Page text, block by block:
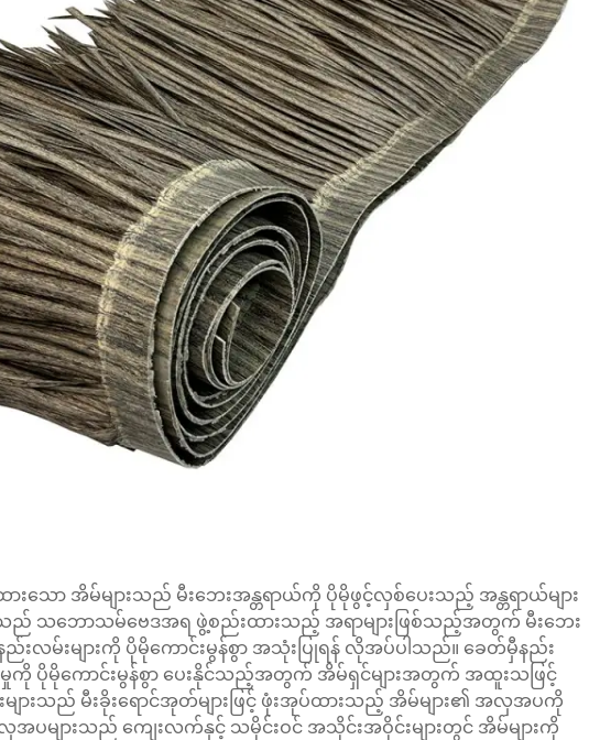
ထားသော အိမ်များသည် မီးဘေးအန္တရာယ်ကို ပိုမိုဖွင့်လှစ်ပေးသည့် အန္တရာယ်များ
သည် သဘောသမ်ဗေဒအရ ဖွဲ့စည်းထားသည့် အရာများဖြစ်သည့်အတွက် မီးဘေး
းလမ်းများကို ပိုမိုကောင်းမွန်စွာ အသုံးပြုရန် လိုအပ်ပါသည်။ ခေတ်မှီနည်း
ကို ပိုမိုကောင်းမွန်စွာ ပေးနိုင်သည့်အတွက် အိမ်ရှင်များအတွက် အထူးသဖြင့်
ျားသည် မီးခိုးရောင်အုတ်များဖြင့် ဖုံးအုပ်ထားသည့် အိမ်များ၏ အလှအပကို
ပများသည် ကျေးလက်နှင့် သမိုင်းဝင် အသိုင်းအဝိုင်းများတွင် အိမ်များကို